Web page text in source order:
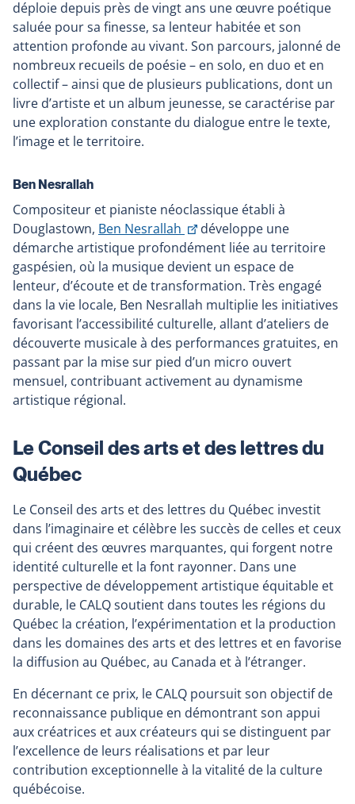
déploie depuis près de vingt ans une œuvre poétique
saluée pour sa finesse, sa lenteur habitée et son
attention profonde au vivant. Son parcours, jalonné de
nombreux recueils de poésie – en solo, en duo et en
collectif – ainsi que de plusieurs publications, dont un
livre d’artiste et un album jeunesse, se caractérise par
une exploration constante du dialogue entre le texte,
l’image et le territoire.
Ben Nesrallah
Compositeur et pianiste néoclassique établi à
Douglastown, Ben Nesrallah
Ce
lien
s'ouvrira
dans
une
nouvelle
fenêtre
développe une
démarche artistique profondément liée au territoire
gaspésien, où la musique devient un espace de
lenteur, d’écoute et de transformation. Très engagé
dans la vie locale, Ben Nesrallah multiplie les initiatives
favorisant l’accessibilité culturelle, allant d’ateliers de
découverte musicale à des performances gratuites, en
passant par la mise sur pied d’un micro ouvert
mensuel, contribuant activement au dynamisme
artistique régional.
Le Conseil des arts et des lettres du
Québec
Le Conseil des arts et des lettres du Québec investit
dans l’imaginaire et célèbre les succès de celles et ceux
qui créent des œuvres marquantes, qui forgent notre
identité culturelle et la font rayonner. Dans une
perspective de développement artistique équitable et
durable, le CALQ soutient dans toutes les régions du
Québec la création, l’expérimentation et la production
dans les domaines des arts et des lettres et en favorise
la diffusion au Québec, au Canada et à l’étranger.
En décernant ce prix, le CALQ poursuit son objectif de
reconnaissance publique en démontrant son appui
aux créatrices et aux créateurs qui se distinguent par
l’excellence de leurs réalisations et par leur
contribution exceptionnelle à la vitalité de la culture
québécoise.